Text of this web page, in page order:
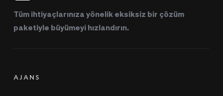
Tüm ihtiyaçlarınıza yönelik eksiksiz bir çözüm
paketiyle büyümeyi hızlandırın.
AJANS